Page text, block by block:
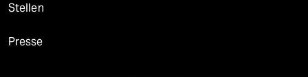
Stellen
Presse